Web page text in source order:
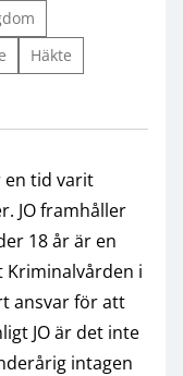
Häkte
en tid varit
JO framhåller
18 år är en
Kriminalvården i
ansvar för att
JO är det inte
intagen